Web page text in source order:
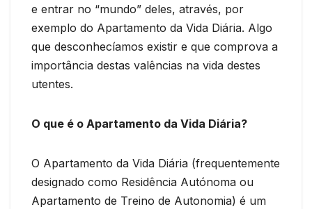
e entrar no “mundo” deles, através, por
exemplo do Apartamento da Vida Diária. Algo
que desconhecíamos existir e que comprova a
importância destas valências na vida destes
utentes.
O que é o Apartamento da Vida Diária?
O Apartamento da Vida Diária (frequentemente
designado como Residência Autónoma ou
Apartamento de Treino de Autonomia) é um